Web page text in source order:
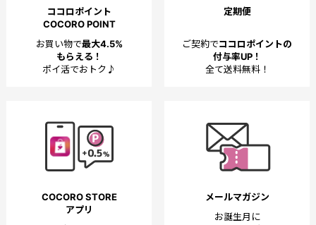
ココロポイント
COCORO POINT
お買い物で最大4.5%
もらえる！
ポイ活でおトク♪
定期便
ご契約でココロポイントの
付与率UP！
全て送料無料！
COCORO STORE
アプリ
メールマガジン
お誕生月に